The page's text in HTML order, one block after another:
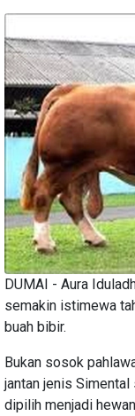
DUMAI - Aura
semakin istimewa
buah bibir.
Bukan sosok
jantan jenis
dipilih menjadi